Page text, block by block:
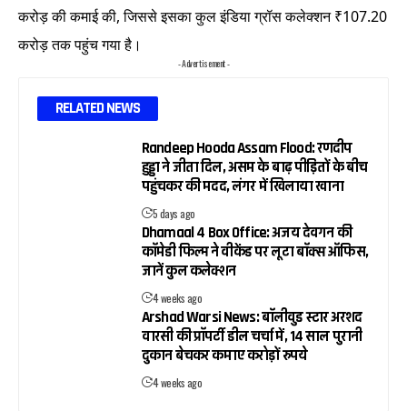
करोड़ की कमाई की, जिससे इसका कुल इंडिया ग्रॉस कलेक्शन ₹107.20
करोड़ तक पहुंच गया है।
- Advertisement -
RELATED NEWS
Randeep Hooda Assam Flood: रणदीप
हुड्डा ने जीता दिल, असम के बाढ़ पीड़ितों के बीच
पहुंचकर की मदद, लंगर में खिलाया खाना
5 days ago
Dhamaal 4 Box Office: अजय देवगन की
कॉमेडी फिल्म ने वीकेंड पर लूटा बॉक्स ऑफिस,
जानें कुल कलेक्शन
4 weeks ago
Arshad Warsi News: बॉलीवुड स्टार अरशद
वारसी की प्रॉपर्टी डील चर्चा में, 14 साल पुरानी
दुकान बेचकर कमाए करोड़ों रुपये
4 weeks ago